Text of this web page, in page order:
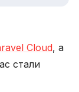
Cloud, а
стали